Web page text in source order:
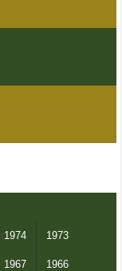
1974 1973
1967 1966